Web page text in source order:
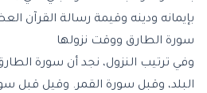
بإيمانه ودينه وقيمة رسالة القرآن
سورة الطارق ووقت نزولها
وفي ترتيب النزول، نجد أن سورة
البلد، وقبل سورة القمر. وقيل قبل